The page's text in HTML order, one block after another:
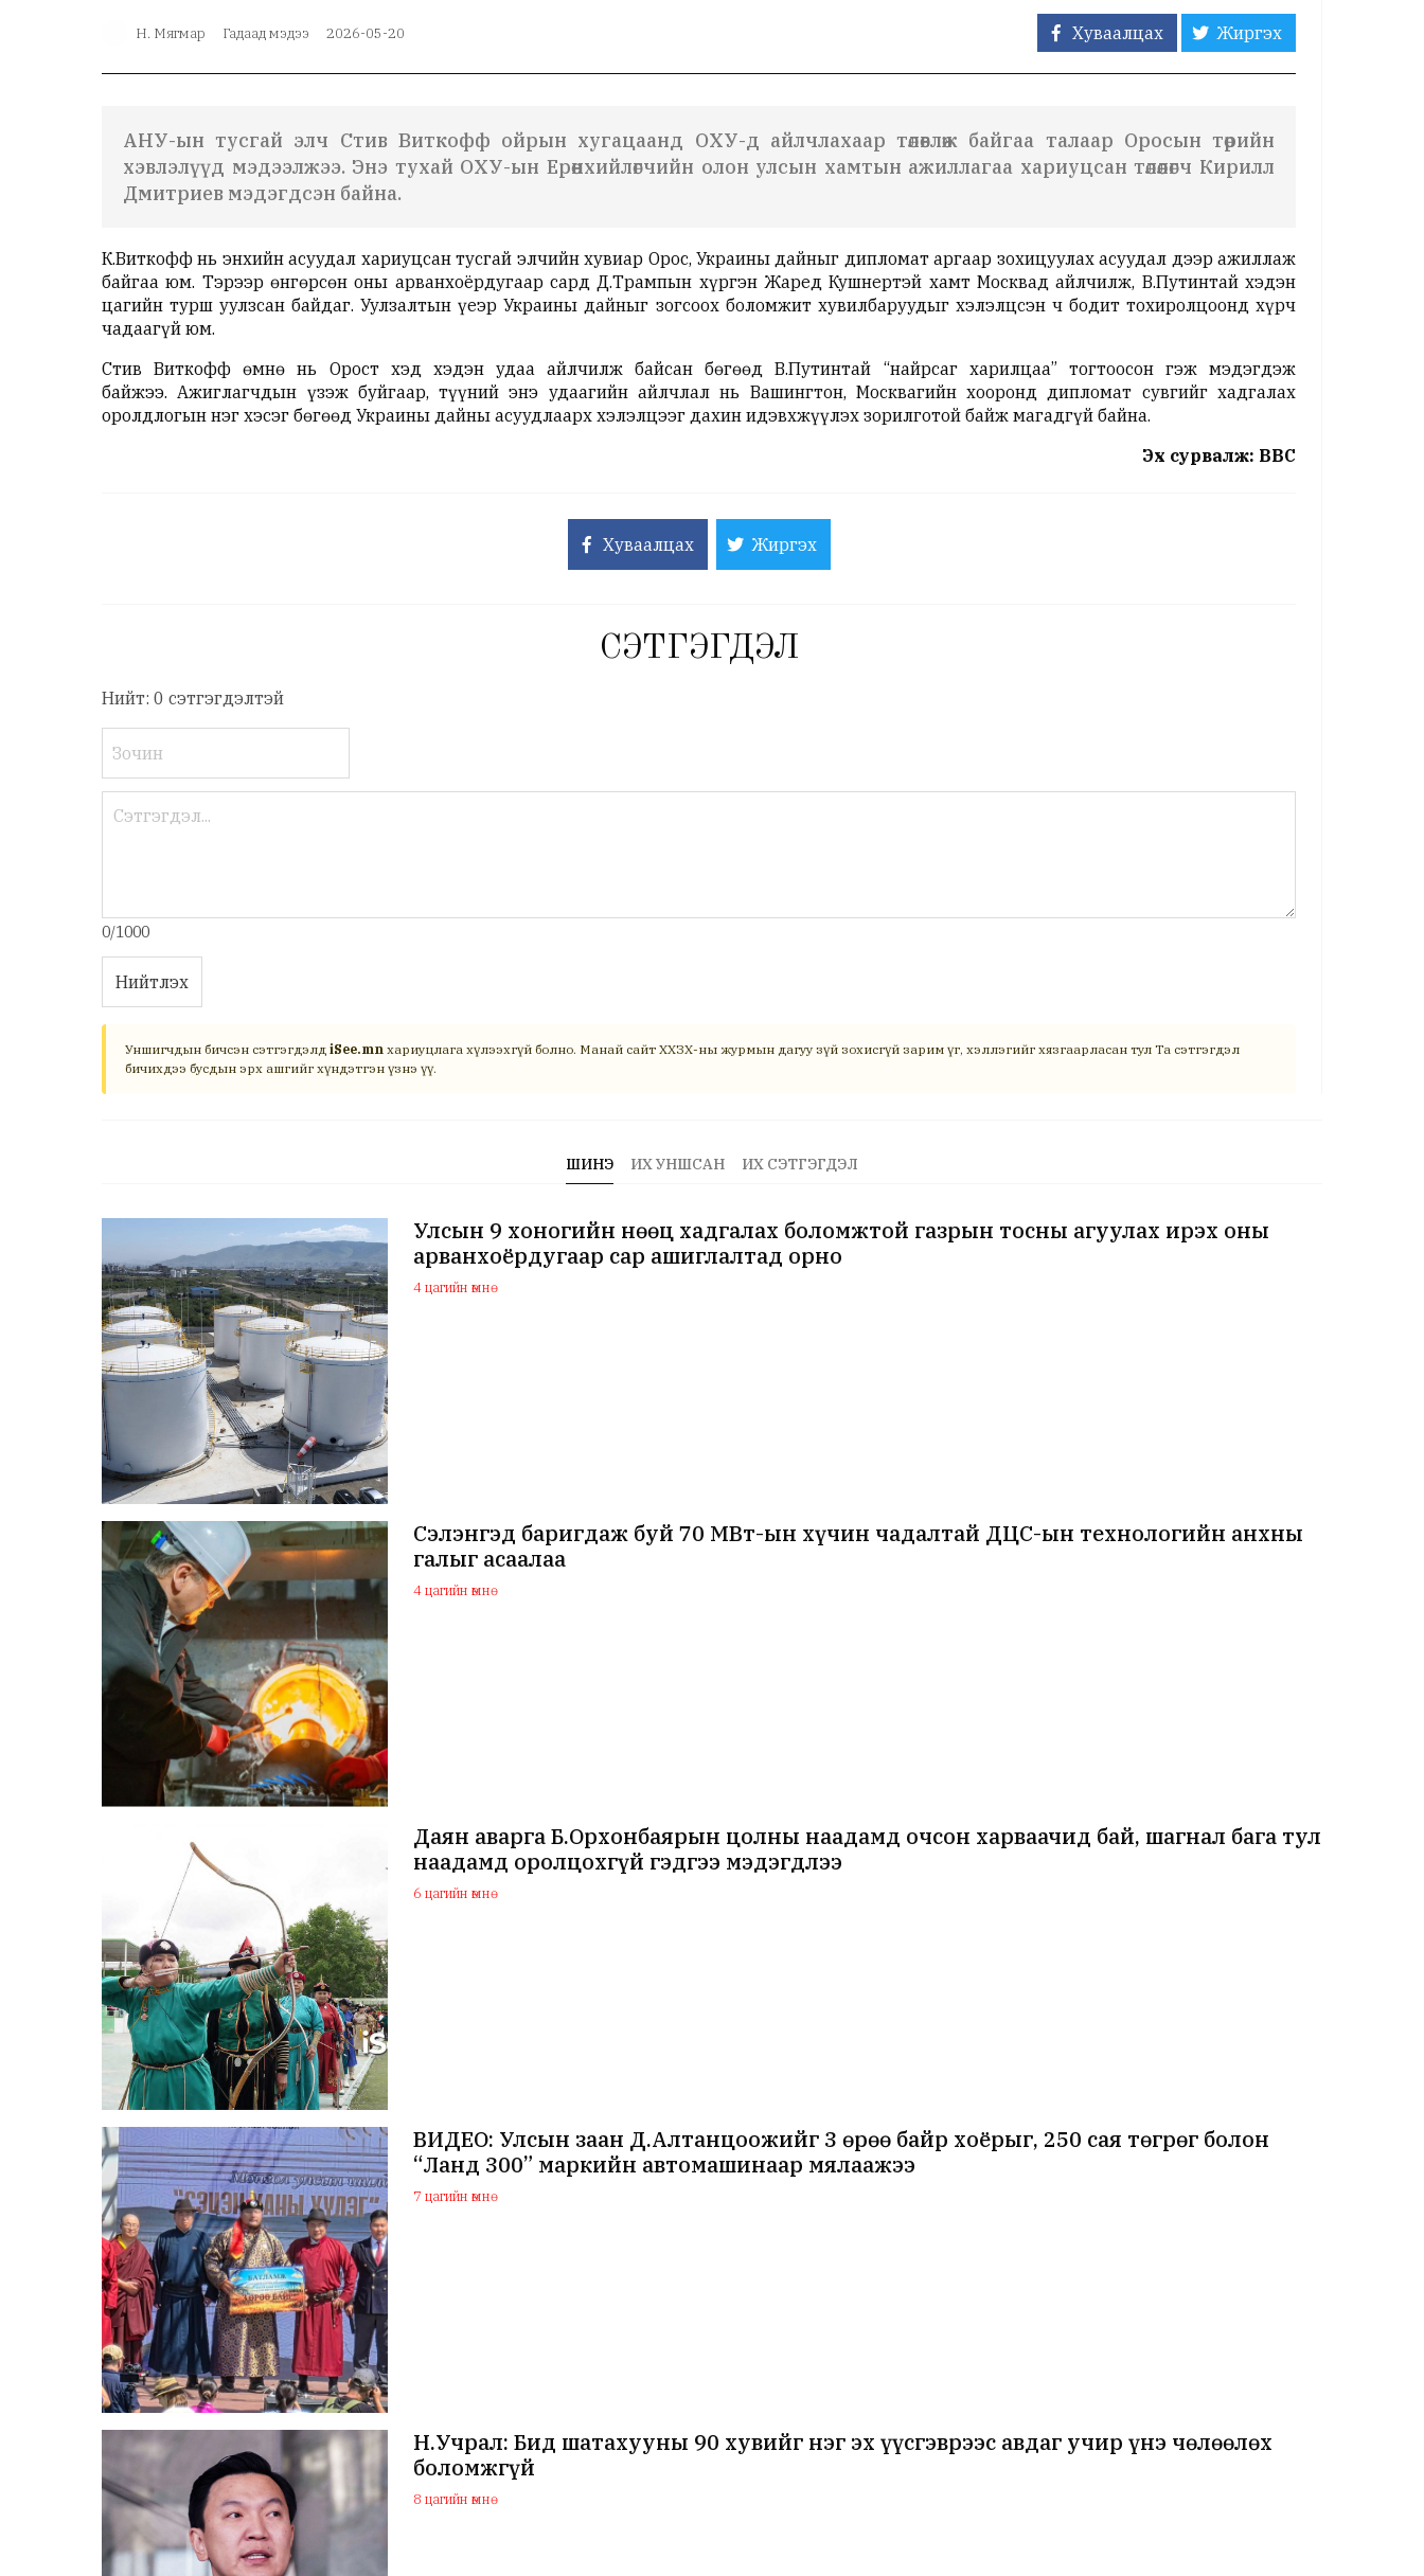
Н. Мягмар Гадаад мэдээ 2026-05-20 Хуваалцах Жиргэх
АНУ-ын тусгай элч Стив Виткофф ойрын хугацаанд ОХУ-д айлчлахаар төлөвлөж байгаа талаар Оросын төрийн
хэвлэлүүд мэдээлжээ. Энэ тухай ОХУ-ын Ерөнхийлөгчийн олон улсын хамтын ажиллагаа хариуцсан төлөөлөгч Кирилл
Дмитриев мэдэгдсэн байна.
К.Виткофф нь энхийн асуудал хариуцсан тусгай элчийн хувиар Орос, Украины дайныг дипломат аргаар зохицуулах асуудал дээр ажиллаж
байгаа юм. Тэрээр өнгөрсөн оны арванхоёрдугаар сард Д.Трампын хүргэн Жаред Кушнертэй хамт Москвад айлчилж, В.Путинтай хэдэн
цагийн турш уулзсан байдаг. Уулзалтын үеэр Украины дайныг зогсоох боломжит хувилбаруудыг хэлэлцсэн ч бодит тохиролцоонд хүрч
чадаагүй юм.
Стив Виткоффөмнө нь Орост хэд хэдэн удаа айлчилж байсан бөгөөд В.Путинтай “найрсаг харилцаа” тогтоосон гэж мэдэгдэж
байжээ. Ажиглагчдын үзэж буйгаар, түүний энэ удаагийн айлчлал нь Вашингтон, Москвагийн хооронд дипломат сувгийг хадгалах
оролдлогын нэг хэсэг бөгөөд Украины дайны асуудлаарх хэлэлцээг дахин идэвхжүүлэх зорилготой байж магадгүй байна.
Эх сурвалж: BBC
Хуваалцах Жиргэх
СЭТГЭГДЭЛ
Нийт: 0 сэтгэгдэлтэй
0/1000
Нийтлэх
Уншигчдын бичсэн сэтгэгдэлд iSee.mn хариуцлага хүлээхгүй болно. Манай сайт ХХЗХ-ны журмын дагуу зүй зохисгүй зарим үг, хэллэгийг хязгаарласан тул Та сэтгэгдэл
бичихдээ бусдын эрх ашгийг хүндэтгэн үзнэ үү.
ШИНЭ ИХ УНШСАН ИХ СЭТГЭГДЭЛ
Улсын 9 хоногийн нөөц хадгалах боломжтой газрын тосны агуулах ирэх оны
арванхоёрдугаар сар ашиглалтад орно
4 цагийн өмнө
Сэлэнгэд баригдаж буй 70 МВт-ын хүчин чадалтай ДЦС-ын технологийн анхны
галыг асаалаа
4 цагийн өмнө
Даян аварга Б.Орхонбаярын цолны наадамд очсон харваачид бай, шагнал бага тул
наадамд оролцохгүй гэдгээ мэдэгдлээ
6 цагийн өмнө
ВИДЕО: Улсын заан Д.Алтанцоожийг 3 өрөө байр хоёрыг, 250 сая төгрөг болон
“Ланд 300” маркийн автомашинаар мялаажээ
7 цагийн өмнө
Н.Учрал: Бид шатахууны 90 хувийг нэг эх үүсгэврээс авдаг учир үнэ чөлөөлөх
боломжгүй
8 цагийн өмнө